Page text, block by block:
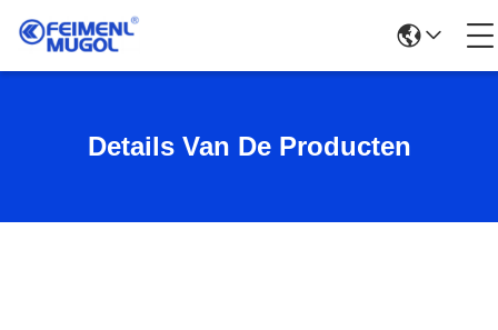
Details Van De Producten